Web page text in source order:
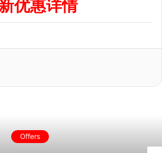
优惠详情
Offers